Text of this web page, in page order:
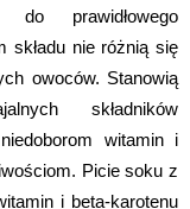
prawidłowego
składu nie różnią się
owoców. Stanowią
składników
witamin i
Picie soku z
i beta-karotenu